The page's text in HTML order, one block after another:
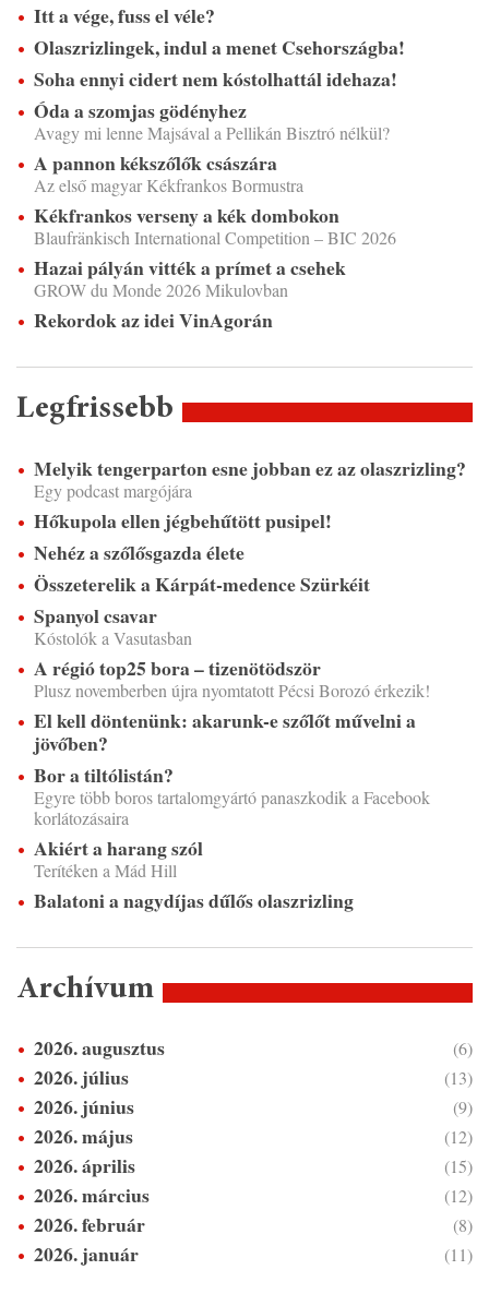
Itt a vége, fuss el véle?
Olaszrizlingek, indul a menet Csehországba!
Soha ennyi cidert nem kóstolhattál idehaza!
Óda a szomjas gödényhez
Avagy mi lenne Majsával a Pellikán Bisztró nélkül?
A pannon kékszőlők császára
Az első magyar Kékfrankos Bormustra
Kékfrankos verseny a kék dombokon
Blaufränkisch International Competition – BIC 2026
Hazai pályán vitték a prímet a csehek
GROW du Monde 2026 Mikulovban
Rekordok az idei VinAgorán
Legfrissebb
Melyik tengerparton esne jobban ez az olaszrizling?
Egy podcast margójára
Hőkupola ellen jégbehűtött pusipel!
Nehéz a szőlősgazda élete
Összeterelik a Kárpát-medence Szürkéit
Spanyol csavar
Kóstolók a Vasutasban
A régió top25 bora – tizenötödször
Plusz novemberben újra nyomtatott Pécsi Borozó érkezik!
El kell döntenünk: akarunk-e szőlőt művelni a
jövőben?
Bor a tiltólistán?
Egyre több boros tartalomgyártó panaszkodik a Facebook
korlátozásaira
Akiért a harang szól
Terítéken a Mád Hill
Balatoni a nagydíjas dűlős olaszrizling
Archívum
2026. augusztus (6)
2026. július (13)
2026. június (9)
2026. május (12)
2026. április (15)
2026. március (12)
2026. február (8)
2026. január (11)